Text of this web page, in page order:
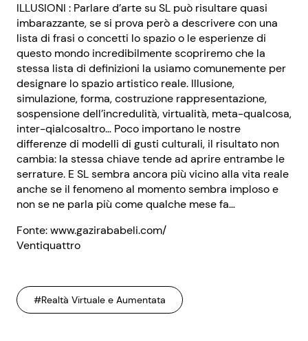
ILLUSIONI : Parlare d’arte su SL può risultare quasi
imbarazzante, se si prova però a descrivere con una
lista di frasi o concetti lo spazio o le esperienze di
questo mondo incredibilmente scopriremo che la
stessa lista di definizioni la usiamo comunemente per
designare lo spazio artistico reale. Illusione,
simulazione, forma, costruzione rappresentazione,
sospensione dell’incredulità, virtualità, meta-qualcosa,
inter-qialcosaltro… Poco importano le nostre
differenze di modelli di gusti culturali, il risultato non
cambia: la stessa chiave tende ad aprire entrambe le
serrature. E SL sembra ancora più vicino alla vita reale
anche se il fenomeno al momento sembra imploso e
non se ne parla più come qualche mese fa…
Fonte: www.gazirababeli.com/
Ventiquattro
#Realtà Virtuale e Aumentata